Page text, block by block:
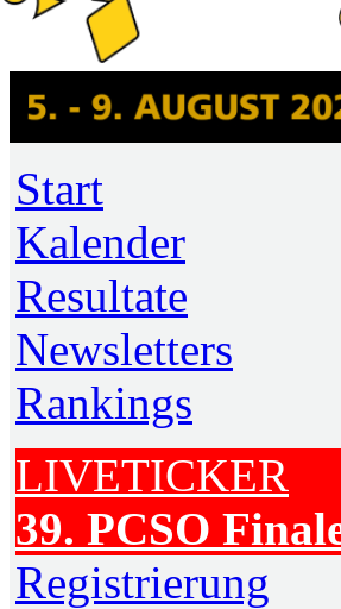
Start
Kalender
Resultate
Newsletters
Rankings
LIVETICKER
39. PCSO
Registrierung